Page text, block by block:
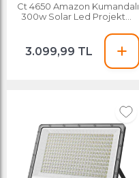
Ct 4650 Amazon Kumandalı
300w Solar Led Projektör
3.099,99 TL